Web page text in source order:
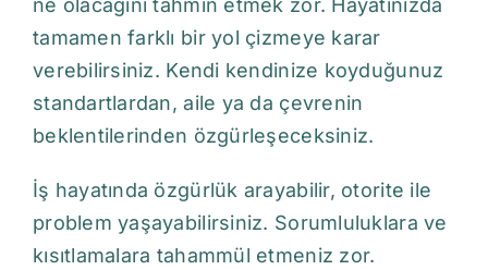
ne olacağını tahmin etmek zor. Hayatınızda
tamamen farklı bir yol çizmeye karar
verebilirsiniz. Kendi kendinize koyduğunuz
standartlardan, aile ya da çevrenin
beklentilerinden özgürleşeceksiniz.
İş hayatında özgürlük arayabilir, otorite ile
problem yaşayabilirsiniz. Sorumluluklara ve
kısıtlamalara tahammül etmeniz zor.